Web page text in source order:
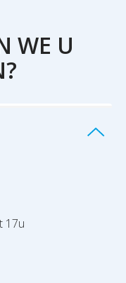
WE U
17u